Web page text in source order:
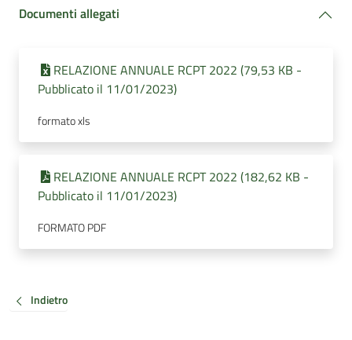
Documenti allegati
RELAZIONE ANNUALE RCPT 2022 (79,53 KB -
Pubblicato il 11/01/2023)
formato xls
RELAZIONE ANNUALE RCPT 2022 (182,62 KB -
Pubblicato il 11/01/2023)
FORMATO PDF
Indietro